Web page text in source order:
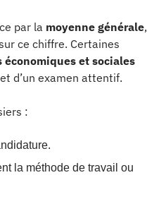
par la moyenne générale,
ce chiffre. Certaines
économiques et sociales
d’un examen attentif.
:
la méthode de travail ou